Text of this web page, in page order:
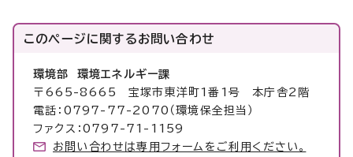
このページに関するお問い合わせ
環境部 環境エネルギー課
〒665-8665 宝塚市東洋町1番1号 本庁舎2階
電話：0797-77-2070（環境保全担当）
ファクス：0797-71-1159
お問い合わせは専用フォームをご利用ください。